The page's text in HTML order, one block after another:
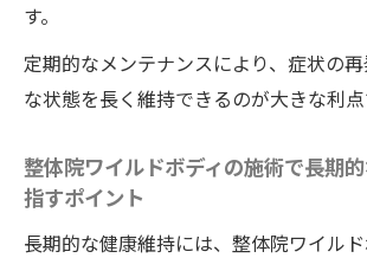
す。
定期的なメンテナンスにより、症状の
な状態を長く維持できるのが大きな利点
整体院ワイルドボディの施術で長期
指すポイント
長期的な健康維持には、整体院ワイル